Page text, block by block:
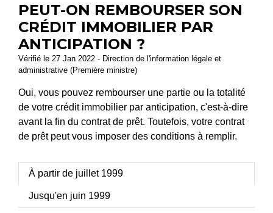
PEUT-ON REMBOURSER SON
CRÉDIT IMMOBILIER PAR
ANTICIPATION ?
Vérifié le 27 Jan 2022 - Direction de l'information légale et
administrative (Première ministre)
Oui, vous pouvez rembourser une partie ou la totalité
de votre crédit immobilier par anticipation, c'est-à-dire
avant la fin du contrat de prêt. Toutefois, votre contrat
de prêt peut vous imposer des conditions à remplir.
À partir de juillet 1999
Jusqu'en juin 1999